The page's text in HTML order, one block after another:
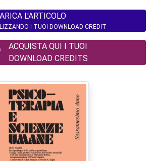
L'ARTICOLO
I TUOI DOWNLOAD CREDIT
ACQUISTA QUI I TUOI
DOWNLOAD CREDITS